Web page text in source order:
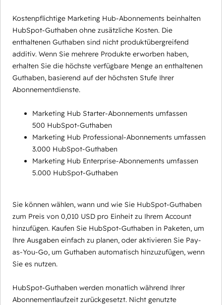
Kostenpflichtige Marketing Hub-Abonnements beinhalten
HubSpot-Guthaben ohne zusätzliche Kosten. Die
enthaltenen Guthaben sind nicht produktübergreifend
additiv. Wenn Sie mehrere Produkte erworben haben,
erhalten Sie die höchste verfügbare Menge an enthaltenen
Guthaben, basierend auf der höchsten Stufe Ihrer
Abonnementdienste.
Marketing Hub Starter-Abonnements umfassen
500 HubSpot-Guthaben
Marketing Hub Professional-Abonnements umfassen
3.000 HubSpot-Guthaben
Marketing Hub Enterprise-Abonnements umfassen
5.000 HubSpot-Guthaben
Sie können wählen, wann und wie Sie HubSpot-Guthaben
zum Preis von 0,010 USD pro Einheit zu Ihrem Account
hinzufügen. Kaufen Sie HubSpot-Guthaben in Paketen, um
Ihre Ausgaben einfach zu planen, oder aktivieren Sie Pay-
as-You-Go, um Guthaben automatisch hinzuzufügen, wenn
Sie es nutzen.
HubSpot-Guthaben werden monatlich während Ihrer
Abonnementlaufzeit zurückgesetzt. Nicht genutzte